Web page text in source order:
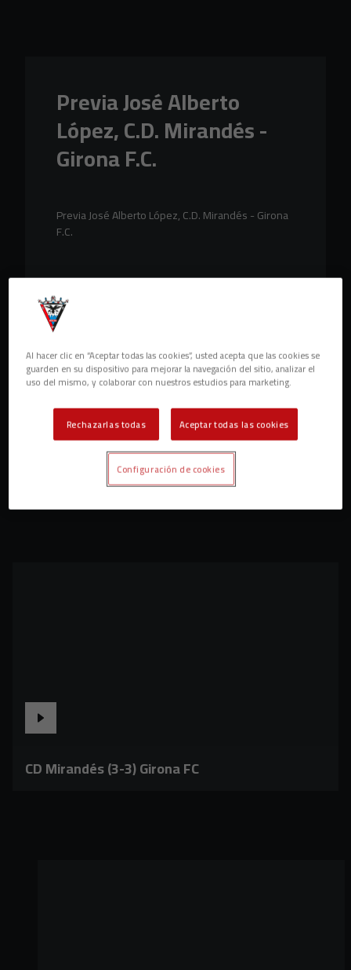
Previa José Alberto
López, C.D. Mirandés -
Girona F.C.
Previa José Alberto López, C.D. Mirandés - Girona
F.C.
CD Mirandés (3-3) Girona FC
Al hacer clic en “Aceptar todas las cookies”, usted acepta que las cookies se
guarden en su dispositivo para mejorar la navegación del sitio, analizar el
uso del mismo, y colaborar con nuestros estudios para marketing.
Rechazarlas todas Aceptar todas las cookies
Configuración de cookies